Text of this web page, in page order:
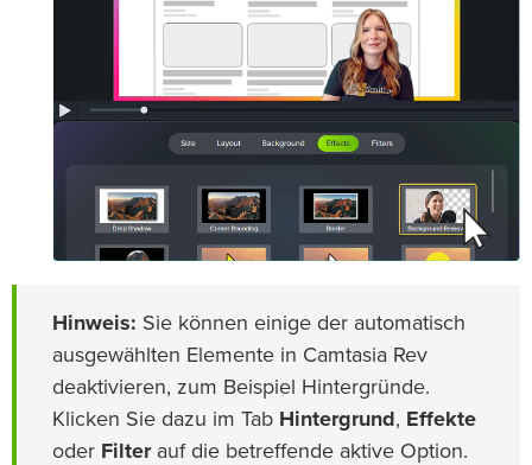
Hinweis: Sie können einige der automatisch
ausgewählten Elemente in Camtasia Rev
deaktivieren, zum Beispiel Hintergründe.
Klicken Sie dazu im Tab Hintergrund , Effekte
oder Filterauf die betreffende aktive Option.